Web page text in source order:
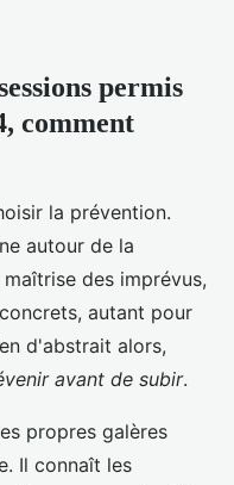
permis
comment
la prévention.
autour de la
des imprévus,
autant pour
d'abstrait alors,
avant de subir.
propres galères
Il connaît les